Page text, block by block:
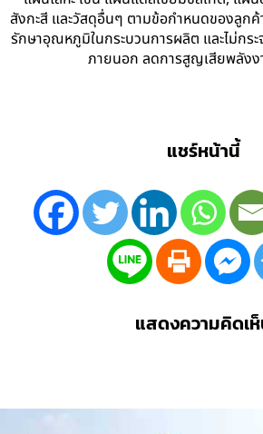
สังกะสี และวัสดุอื่นๆ ตามข้อกำหนดของลูก
รักษาอุณหภูมิในกระบวนการผลิต และไม่กร
ภายนอก ลดการสูญเสียพลังง
แชร์หน้านี้
แสดงความคิดเ